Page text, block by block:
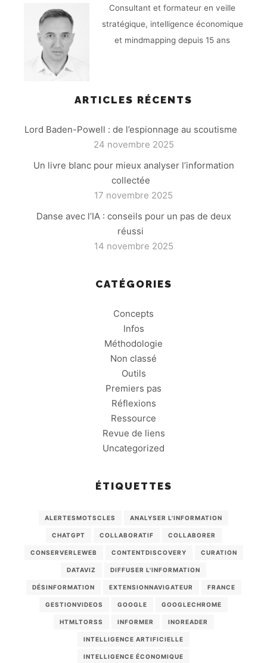
Consultant et formateur en veille
stratégique, intelligence économique
et mindmapping depuis 15 ans
ARTICLES RÉCENTS
Lord Baden-Powell : de l’espionnage au scoutisme
24 novembre 2025
Un livre blanc pour mieux analyser l’information
collectée
17 novembre 2025
Danse avec l’IA : conseils pour un pas de deux
réussi
14 novembre 2025
CATÉGORIES
Concepts
Infos
Méthodologie
Non classé
Outils
Premiers pas
Réflexions
Ressource
Revue de liens
Uncategorized
ÉTIQUETTES
ALERTESMOTSCLES ANALYSER L'INFORMATION
CHATGPT COLLABORATIF COLLABORER
CONSERVERLEWEB CONTENTDISCOVERY CURATION
DATAVIZ DIFFUSER L'INFORMATION
DÉSINFORMATION EXTENSIONNAVIGATEUR FRANCE
GESTIONVIDEOS GOOGLE GOOGLECHROME
HTMLTORSS INFORMER INOREADER
INTELLIGENCE ARTIFICIELLE
INTELLIGENCE ÉCONOMIQUE